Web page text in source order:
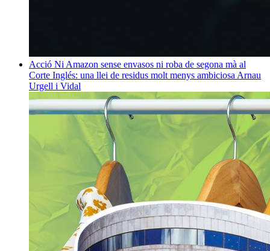
Acció Ni Amazon sense envasos ni roba de segona mà al
Corte Inglés: una llei de residus molt menys ambiciosa Arnau
Urgell i Vidal